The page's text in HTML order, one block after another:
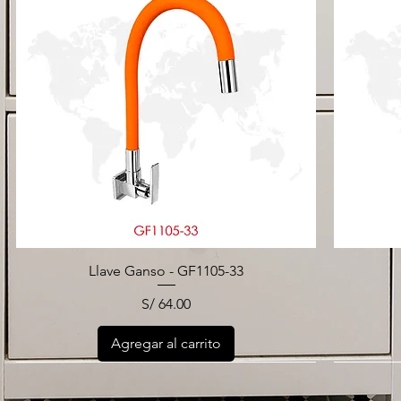
Llave Ganso - GF1105-33
Precio
S/ 64.00
Agregar al carrito